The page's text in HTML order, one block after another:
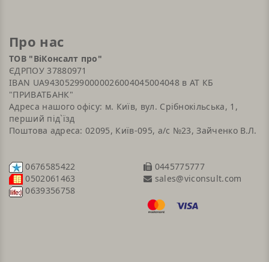
Про нас
ТОВ "ВіКонсалт про"
ЄДРПОУ 37880971
IBAN UA943052990000026004045004048 в АТ КБ
"ПРИВАТБАНК"
Адреса нашого офісу: м. Київ, вул. Срібнокільська, 1,
перший під`їзд
Поштова адреса: 02095, Київ-095, а/с №23, Зайченко В.Л.
0676585422
0502061463
0639356758
0445775777
sales@viconsult.com